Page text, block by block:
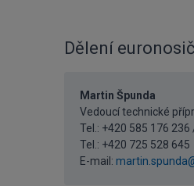
Dělení
Martin Špunda
Vedoucí technické
Tel.: +420 585 176
Tel.: +420 725 528 645
E-mail: